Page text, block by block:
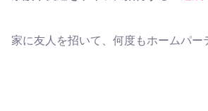
家に友人を招いて、何度もホームパー